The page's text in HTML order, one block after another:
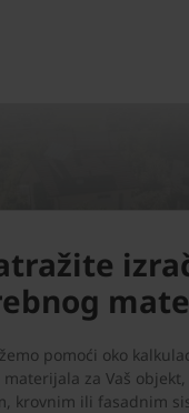
pomoći oko
za Vaš
krovnim ili fasadnim